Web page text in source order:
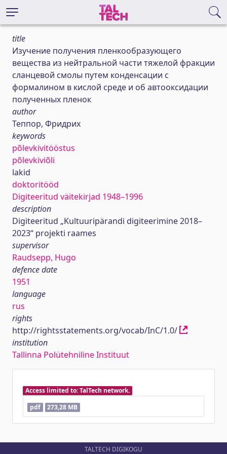
title
Изучение получения пленкообразующего
вещества из нейтральной части тяжелой фракции
сланцевой смолы путем конденсации с
формалином в кислой среде и об автооксидации
полученных пленок
author
Теппор, Фридрих
keywords
põlevkivitööstus
põlevkiviõli
lakid
doktoritööd
Digiteeritud väitekirjad 1948–1996
description
Digiteeritud „Kultuuripärandi digiteerimine 2018–
2023“ projekti raames
supervisor
Raudsepp, Hugo
defence date
1951
language
rus
rights
http://rightsstatements.org/vocab/InC/1.0/
institution
Tallinna Polütehniline Instituut
Access limited to: TalTech network.
pdf
273,28 MB
TALTECH DIGIKOGU